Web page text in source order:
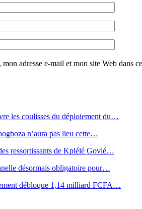
adresse e-mail et mon site Web dans
les coulisses du déploiement du…
n’aura pas lieu cette…
ressortissants de Kplélé Govié…
désormais obligatoire pour…
débloque 1,14 milliard FCFA…